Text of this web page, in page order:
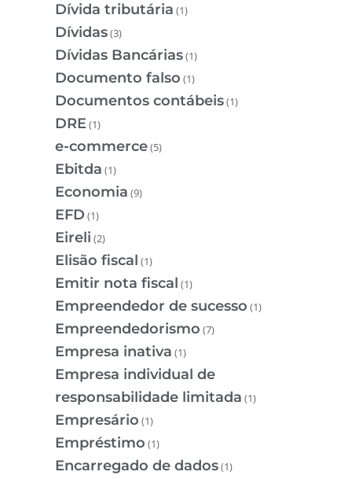
Dívida tributária (1)
Dívidas(3)
Dívidas Bancárias(1)
Documento falso (1)
Documentos contábeis(1)
DRE(1)
e-commerce(5)
Ebitda (1)
Economia (9)
EFD (1)
Eireli (2)
Elisão fiscal (1)
Emitir nota fiscal (1)
Empreendedor de sucesso (1)
Empreendedorismo (7)
Empresa inativa (1)
Empresa individual de
responsabilidade limitada (1)
Empresário (1)
Empréstimo (1)
Encarregado de dados(1)